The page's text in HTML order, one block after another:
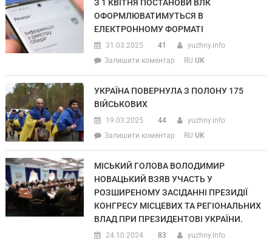
З 1 КВІТНЯ ПОСТАНОВИ ВЛК
ОФОРМЛЮВАТИМУТЬСЯ В
ЕЛЕКТРОННОМУ ФОРМАТІ
31.03.2025 41
yuzhny.info
Залишити коментар
RU UK
УКРАЇНА ПОВЕРНУЛА З ПОЛОНУ 175
ВІЙСЬКОВИХ
19.03.2025 44
yuzhny.info
Залишити коментар
RU UK
МІСЬКИЙ ГОЛОВА ВОЛОДИМИР
НОВАЦЬКИЙ ВЗЯВ УЧАСТЬ У
РОЗШИРЕНОМУ ЗАСІДАННІ ПРЕЗИДІЇ
КОНГРЕСУ МІСЦЕВИХ ТА РЕГІОНАЛЬНИХ
ВЛАД ПРИ ПРЕЗИДЕНТОВІ УКРАЇНИ.
24.10.2024 83
yuzhny.info